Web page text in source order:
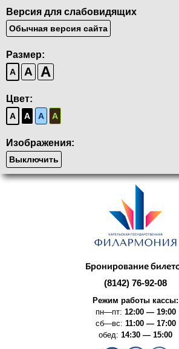
Версия для слабовидящих
Обычная версия сайта
Размер:
A A A
Цвет:
A A A A
Изображения:
Выключить
Бронирование
(8142) 76-92-08
Режим работы кассы:
пн—пт: 12:00 — 19:00
сб—вс: 11:00 — 17:00
обед: 14:30 — 15:00